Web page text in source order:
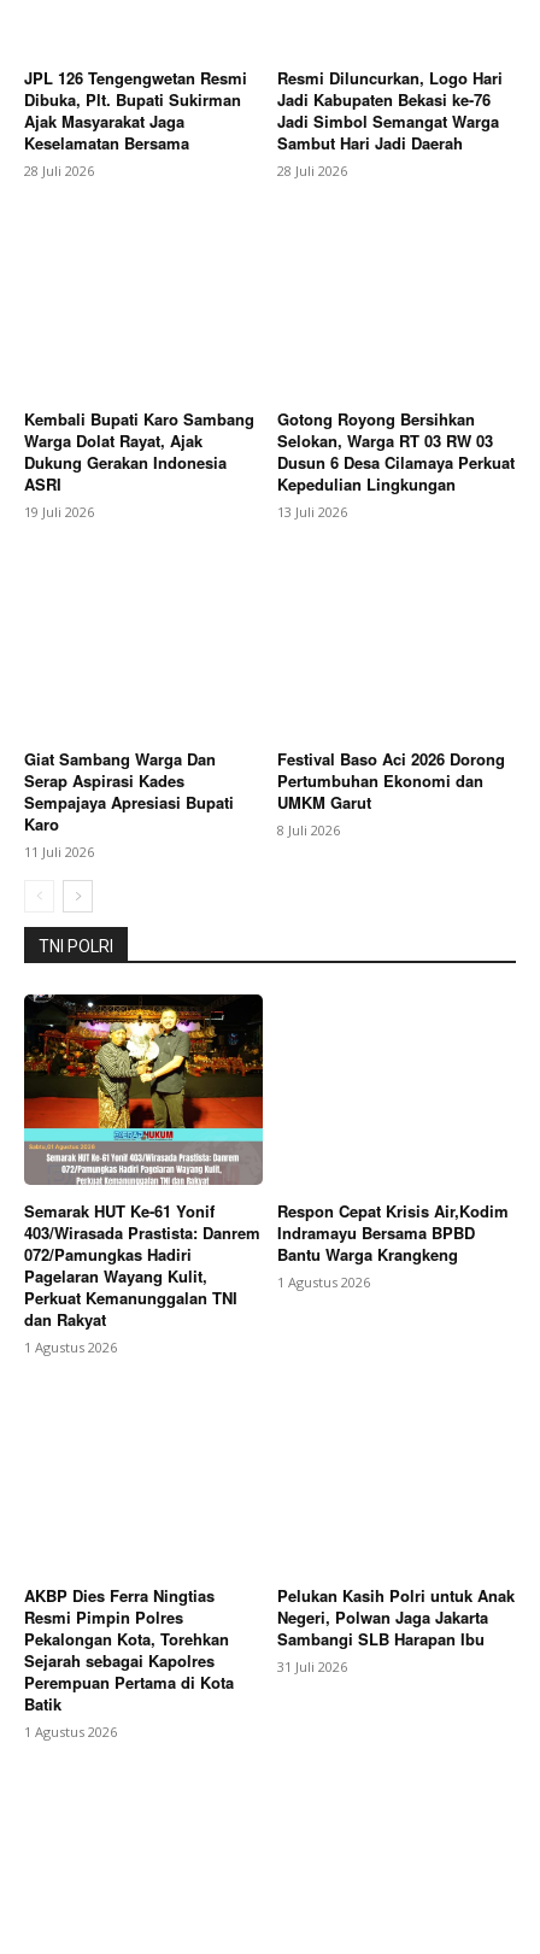
SUBSCRIBE NOW
My account
Bagikan Artikel
JPL 126 Tengengwetan Resmi
Dibuka, Plt. Bupati Sukirman
Ajak Masyarakat Jaga
Keselamatan Bersama
28 Juli 2026
Resmi Diluncurkan, Logo Hari
Jadi Kabupaten Bekasi ke-76
Jadi Simbol Semangat Warga
Sambut Hari Jadi Daerah
28 Juli 2026
Kembali Bupati Karo Sambang
Warga Dolat Rayat, Ajak
Dukung Gerakan Indonesia
ASRI
19 Juli 2026
Gotong Royong Bersihkan
Selokan, Warga RT 03 RW 03
Dusun 6 Desa Cilamaya Perkuat
Kepedulian Lingkungan
13 Juli 2026
Giat Sambang Warga Dan
Serap Aspirasi Kades
Sempajaya Apresiasi Bupati
Karo
11 Juli 2026
Festival Baso Aci 2026 Dorong
Pertumbuhan Ekonomi dan
UMKM Garut
8 Juli 2026
TNI POLRI
Semarak HUT Ke-61 Yonif
403/Wirasada Prastista: Danrem
072/Pamungkas Hadiri
Pagelaran Wayang Kulit,
Perkuat Kemanunggalan TNI
dan Rakyat
1 Agustus 2026
Respon Cepat Krisis Air,Kodim
Indramayu Bersama BPBD
Bantu Warga Krangkeng
1 Agustus 2026
AKBP Dies Ferra Ningtias
Resmi Pimpin Polres
Pekalongan Kota, Torehkan
Sejarah sebagai Kapolres
Perempuan Pertama di Kota
Batik
1 Agustus 2026
Pelukan Kasih Polri untuk Anak
Negeri, Polwan Jaga Jakarta
Sambangi SLB Harapan Ibu
31 Juli 2026